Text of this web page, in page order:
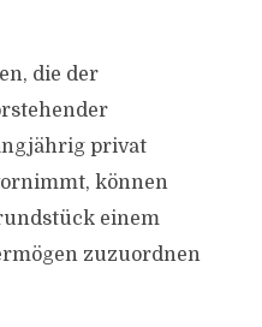
die der
privat
können
einem
zuzuordnen